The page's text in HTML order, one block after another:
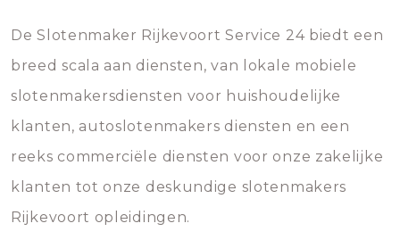
De Slotenmaker Rijkevoort Service 24 biedt een
breed scala aan diensten, van lokale mobiele
slotenmakersdiensten voor huishoudelijke
klanten, autoslotenmakers diensten en een
reeks commerciële diensten voor onze zakelijke
klanten tot onze deskundige slotenmakers
Rijkevoort opleidingen.